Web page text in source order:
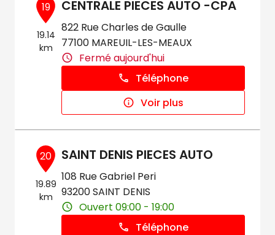
19
19.14
km
CENTRALE PIECES AUTO -CPA
822 Rue Charles de Gaulle
77100 MAREUIL-LES-MEAUX
Fermé aujourd'hui
Téléphone
Voir plus
20
19.89
km
SAINT DENIS PIECES AUTO
108 Rue Gabriel Peri
93200 SAINT DENIS
Ouvert 09:00 - 19:00
Téléphone